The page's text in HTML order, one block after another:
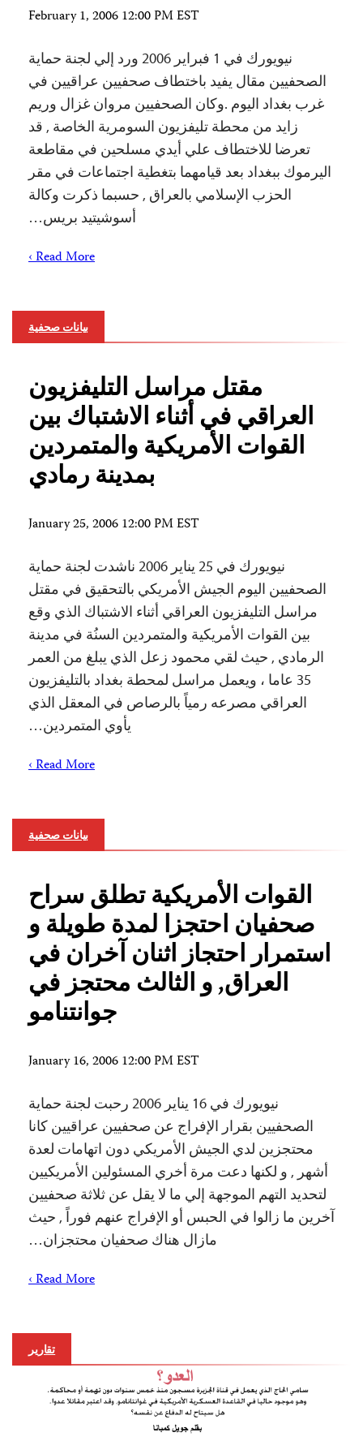
February 1, 2006 12:00 PM EST
نيويورك في 1 فبراير 2006 ورد إلي لجنة حماية
الصحفيين مقال يفيد باختطاف صحفيين عراقيين في
غرب بغداد اليوم .وكان الصحفيين مروان غزال وريم
زايد من محطة تليفزيون السومرية الخاصة , قد
تعرضا للاختطاف علي أيدي مسلحين في مقاطعة
اليرموك ببغداد بعد قيامهما بتغطية اجتماعات في مقر
الحزب الإسلامي بالعراق , حسبما ذكرت وكالة
أسوشيتيد بريس…
Read More ›
بيانات صحفية
مقتل مراسل التليفزيون
العراقي في أثناء الاشتباك بين
القوات الأمريكية والمتمردين
بمدينة رمادي
January 25, 2006 12:00 PM EST
نيويورك في 25 يناير 2006 ناشدت لجنة حماية
الصحفيين اليوم الجيش الأمريكي بالتحقيق في مقتل
مراسل التليفزيون العراقي أثناء الاشتباك الذي وقع
بين القوات الأمريكية والمتمردين السنُة في مدينة
الرمادي , حيث لقي محمود زعل الذي يبلغ من العمر
35 عاما ، ويعمل مراسل لمحطة بغداد بالتليفزيون
العراقي مصرعه رمياً بالرصاص في المعقل الذي
يأوي المتمردين…
Read More ›
بيانات صحفية
القوات الأمريكية تطلق سراح
صحفيان احتجزا لمدة طويلة و
استمرار احتجاز اثنان آخران في
العراق, و الثالث محتجز في
جوانتنامو
January 16, 2006 12:00 PM EST
نيويورك في 16 يناير 2006 رحبت لجنة حماية
الصحفيين بقرار الإفراج عن صحفيين عراقيين كانا
محتجزين لدي الجيش الأمريكي دون اتهامات لعدة
أشهر , و لكنها دعت مرة أخري المسئولين الأمريكيين
لتحديد التهم الموجهة إلي ما لا يقل عن ثلاثة صحفيين
آخرين ما زالوا في الحبس أو الإفراج عنهم فوراً , حيث
مازال هناك صحفيان محتجزان…
Read More ›
تقارير